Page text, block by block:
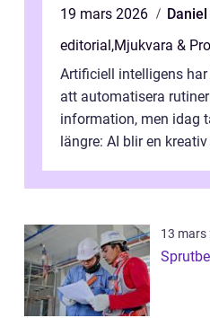
19 mars 2026
editorial,Mjukvara &
Artificiell intelligens
att automatisera
information, men idag
längre: AI blir en
13 mars